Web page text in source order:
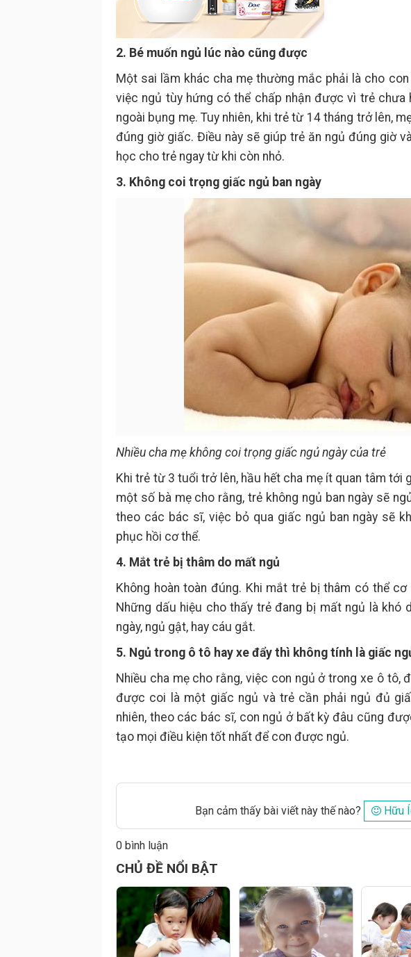
2. Bé muốn ngủ lúc nào cũng được
Một sai lầm khác cha mẹ thường mắc phải là cho
việc ngủ tùy hứng có thể chấp nhận được vì trẻ chưa
ngoài bụng mẹ. Tuy nhiên, khi trẻ từ 14 tháng trở lên,
đúng giờ giấc. Điều này sẽ giúp trẻ ăn ngủ đúng giờ
học cho trẻ ngay từ khi còn nhỏ.
3. Không coi trọng giấc ngủ ban ngày
Nhiều cha mẹ không coi trọng giấc ngủ ngày của trẻ
Khi trẻ từ 3 tuổi trở lên, hầu hết cha mẹ ít quan tâm tới
một số bà mẹ cho rằng, trẻ không ngủ ban ngày sẽ
theo các bác sĩ, việc bỏ qua giấc ngủ ban ngày sẽ
phục hồi cơ thể.
4. Mắt trẻ bị thâm do mất ngủ
Không hoàn toàn đúng. Khi mắt trẻ bị thâm có thể
Những dấu hiệu cho thấy trẻ đang bị mất ngủ là khó
ngày, ngủ gật, hay cáu gắt.
5. Ngủ trong ô tô hay xe đẩy thì không tính là giấc
Nhiều cha mẹ cho rằng, việc con ngủ ở trong xe ô tô,
được coi là một giấc ngủ và trẻ cần phải ngủ đủ
nhiên, theo các bác sĩ, con ngủ ở bất kỳ đâu cũng
tạo mọi điều kiện tốt nhất để con được ngủ.
Bạn cảm thấy bài viết này thế nào? Hữu
0 bình luận
Đăng
CHỦ ĐỀ NỔI BẬT